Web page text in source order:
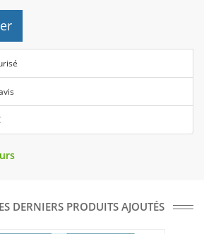
DERNIERS PRODUITS AJOUTÉS